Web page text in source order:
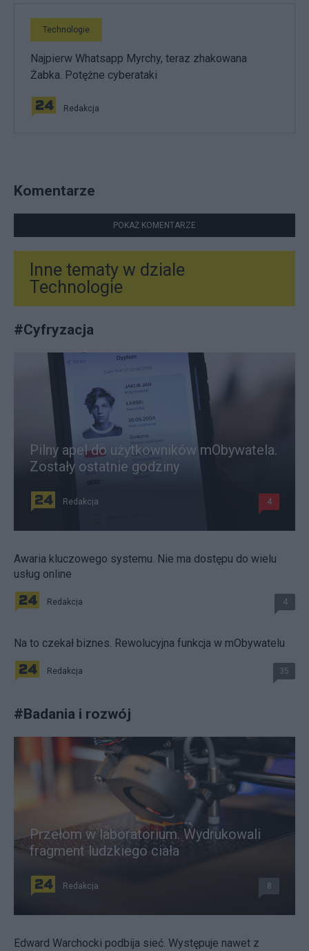
Technologie
Najpierw Whatsapp Myrchy, teraz zhakowana
Żabka. Potężne cyberataki
Redakcja
Komentarze
POKAŻ KOMENTARZE
Inne tematy w dziale
Technologie
#Cyfryzacja
Pilny apel do użytkowników mObywatela.
Zostały ostatnie godziny
Redakcja 4
Awaria kluczowego systemu. Nie ma dostępu do wielu
usług online
Redakcja 4
Na to czekał biznes. Rewolucyjna funkcja w mObywatelu
Redakcja 35
#Badania i rozwój
Przełom w laboratorium. Wydrukowali
fragment ludzkiego ciała
Redakcja 8
Edward Warchocki podbija sieć. Występuje nawet z